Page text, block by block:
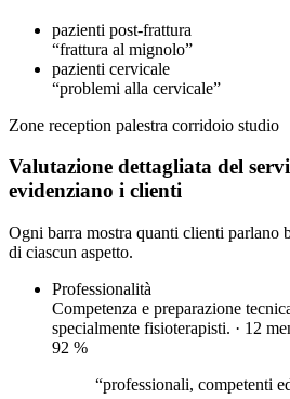
pazienti post-frattura
“frattura al mignolo”
pazienti cervicale
“problemi alla cervicale”
Zone reception palestra corridoio studio
Valutazione dettagliata del
evidenziano i clienti
Ogni barra mostra quanti clienti parlano
di ciascun aspetto.
Professionalità
Competenza e preparazione
specialmente fisioterapisti. · 12
92 %
“professionali, competenti